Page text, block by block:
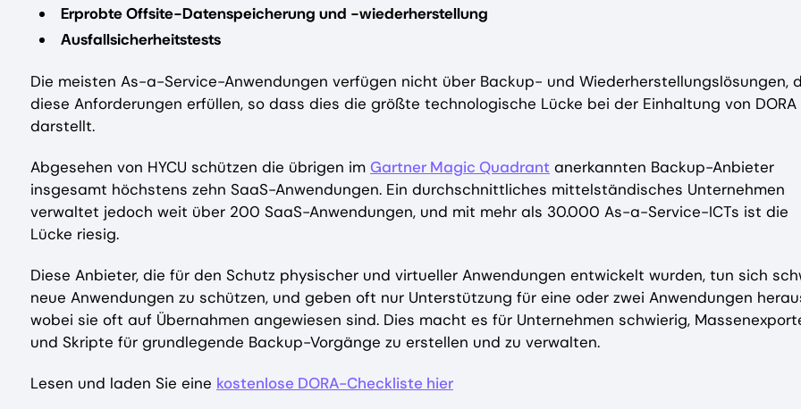
Erprobte Offsite-Datenspeicherung und -wiederherstellung
Ausfallsicherheitstests
Die meisten As-a-Service-Anwendungen verfügen nicht über Backup- und Wiederherstellungslösungen,
diese Anforderungen erfüllen, so dass dies die größte technologische Lücke bei der Einhaltung von DORA
darstellt.
Abgesehen von HYCU schützen die übrigen im Gartner Magic Quadrant anerkannten Backup-Anbieter
insgesamt höchstens zehn SaaS-Anwendungen. Ein durchschnittliches mittelständisches Unternehmen
verwaltet jedoch weit über 200 SaaS-Anwendungen, und mit mehr als 30.000 As-a-Service-ICTs ist die
Lücke riesig.
Diese Anbieter, die für den Schutz physischer und virtueller Anwendungen entwickelt wurden, tun sich
neue Anwendungen zu schützen, und geben oft nur Unterstützung für eine oder zwei Anwendungen
wobei sie oft auf Übernahmen angewiesen sind. Dies macht es für Unternehmen schwierig,
und Skripte für grundlegende Backup-Vorgänge zu erstellen und zu verwalten.
Lesen und laden Sie eine kostenlose DORA-Checkliste hier